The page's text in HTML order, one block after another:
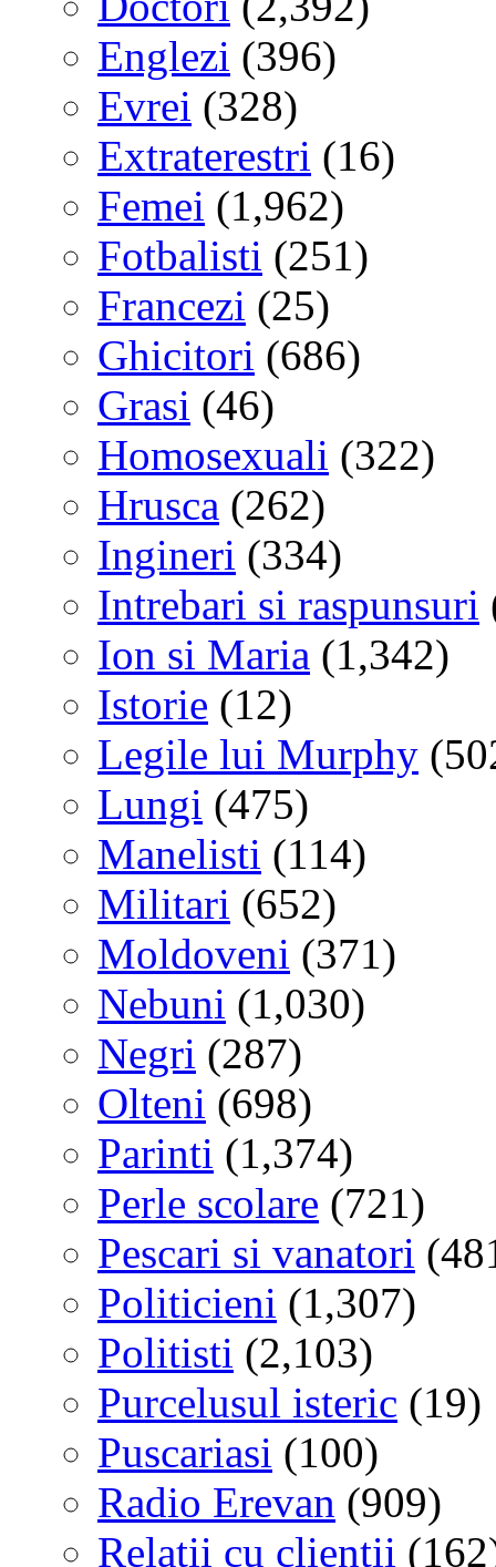
Englezi (396)
Evrei (328)
Extraterestri (16)
Femei (1,962)
Fotbalisti (251)
Francezi (25)
Ghicitori (686)
Grasi (46)
Homosexuali (322)
Hrusca (262)
Ingineri (334)
Intrebari si raspunsuri
Ion si Maria (1,342)
Istorie (12)
Legile lui Murphy
Lungi (475)
Manelisti (114)
Militari (652)
Moldoveni (371)
Nebuni (1,030)
Negri (287)
Olteni (698)
Parinti (1,374)
Perle scolare (721)
Pescari si vanatori
Politicieni (1,307)
Politisti (2,103)
Purcelusul isteric (19)
Puscariasi (100)
Radio Erevan (909)
Relatii cu clientii